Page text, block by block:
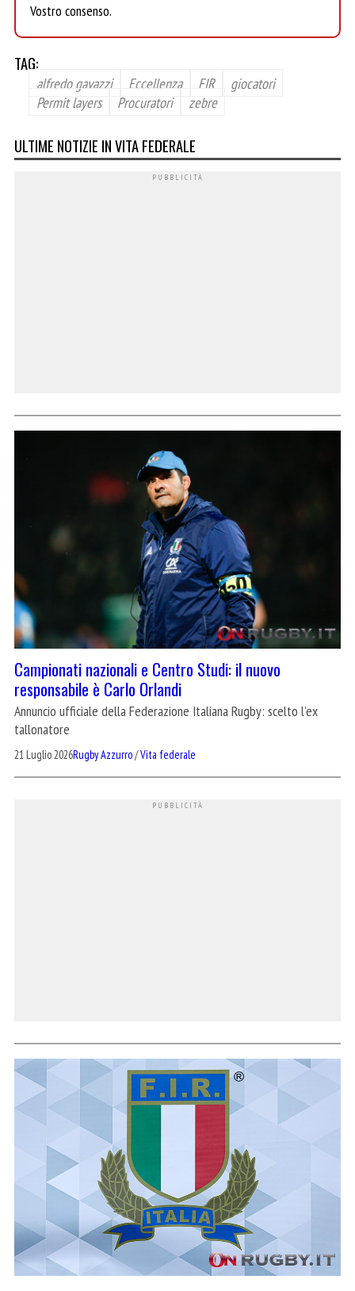
Vostro consenso.
TAG:
alfredo gavazzi Eccellenza FIR
giocatori
Permit layers
Procuratori zebre
ULTIME NOTIZIE IN VITA FEDERALE
Campionati nazionali e Centro Studi: il nuovo
responsabile è Carlo Orlandi
Annuncio ufficiale della Federazione Italiana Rugby: scelto l'ex
tallonatore
21 Luglio 2026Rugby Azzurro/Vita federale